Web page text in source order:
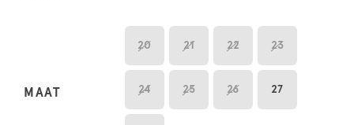
MAAT
20 21 22 23
24 25 26 27